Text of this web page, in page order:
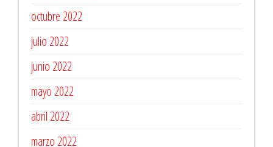
octubre 2022
julio 2022
junio 2022
mayo 2022
abril 2022
marzo 2022